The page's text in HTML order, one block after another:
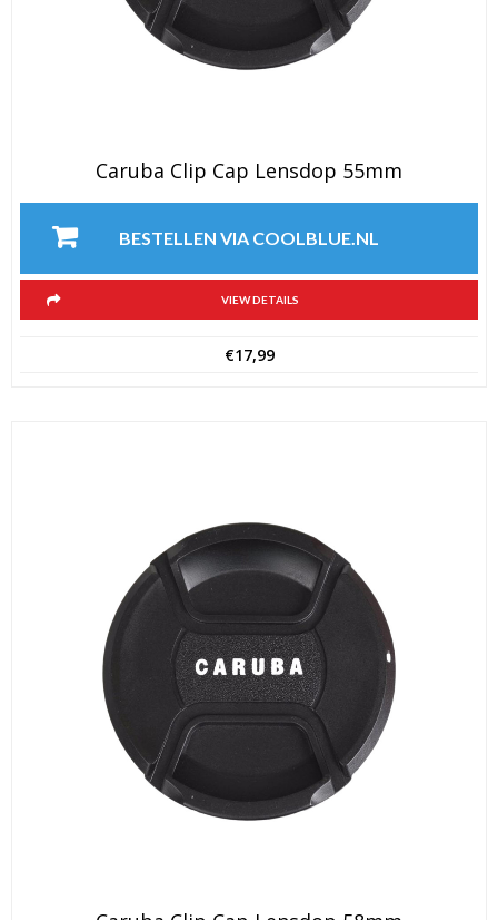
Caruba Clip Cap Lensdop 55mm
BESTELLEN VIA COOLBLUE.NL
VIEW DETAILS
€17,99